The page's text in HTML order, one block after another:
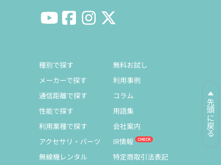
先頭に戻る
種別で探す
メーカーで探す
通信距離で探す
性能で探す
利用業種で探す
アクセサリ・パーツ
無線機レンタル
無料お試し
利用事例
コラム
用語集
会社案内
IR情報
特定商取引法表記